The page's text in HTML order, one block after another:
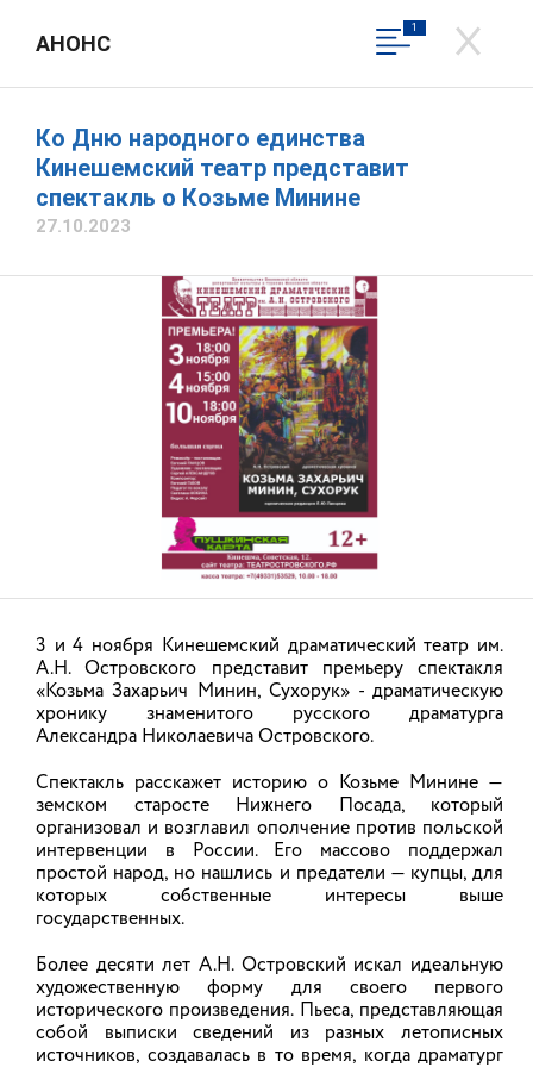
ДЕПАРТАМЕНТ КУЛЬТУРЫ
ИВАНОВСКОЙ ОБЛАСТИ
Вход в личный кабинет
Общественная приемная
Десять «Земских работников культуры»
региона в этом году получат по 1 млн
рублей в качестве меры поддержки
13.04.2026 подробнее
НОВОСТИ
АНОНСЫ
Трофимова Наталья Владимировна
Написать обращение
1из Скачать фото
Родилась 21 ноября 1965 года во Владимирской
области. Окончила Владимирский государственный
педагогический институт, по специальности «Русский
язык и литература»; ГОУ высшего и
профессионального образования «Северо-Западная
академия государственной гражданской службы», по
специальности «Государственное и муниципальное
управление». С 1985 по 1994 годы работала учителем
начальных классов. С 1994 по 2000 годы – в
АНОНС
1
Ко Дню народного единства
Кинешемский театр представит
спектакль о Козьме Минине
27.10.2023
3 и 4 ноября Кинешемский драматический театр им.
А.Н. Островского представит премьеру спектакля
«Козьма Захарьич Минин, Сухорук» - драматическую
хронику знаменитого русского драматурга
Александра Николаевича Островского.
Спектакль расскажет историю о Козьме Минине —
земском старосте Нижнего Посада, который
организовал и возглавил ополчение против польской
интервенции в России. Его массово поддержал
простой народ, но нашлись и предатели — купцы, для
которых собственные интересы выше
государственных.
Более десяти лет А.Н. Островский искал идеальную
художественную форму для своего первого
исторического произведения. Пьеса, представляющая
собой выписки сведений из разных летописных
источников, создавалась в то время, когда драматург